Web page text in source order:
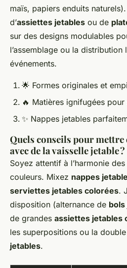
maïs, papiers enduits
d’assiettes jetables ou de
sur des designs modulables
l’assemblage ou la distribution
événements.
🌟 Formes originales et
🔥 Matières ignifugées
✨ Nappes jetables
Quels conseils pour mettre
avec de la vaisselle jetable ?
Soyez attentif à l’harmonie
couleurs. Mixez nappes
serviettes jetables colorées.
disposition (alternance de
de grandes assiettes jetables
les superpositions ou la
jetables.